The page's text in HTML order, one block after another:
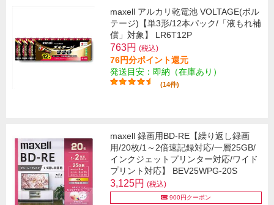
maxell アルカリ乾電池 VOLTAGE(ボル
テージ)【単3形/12本パック/「液もれ補
償」対象】 LR6T12P
763円 (税込)
76円分ポイント還元
発送目安：即納（在庫あり）
(14件)
maxell 録画用BD-RE【繰り返し録画
用/20枚/1～2倍速記録対応/一層25GB/
インクジェットプリンター対応/ワイド
プリント対応】 BEV25WPG-20S
3,125円 (税込)
900円クーポン